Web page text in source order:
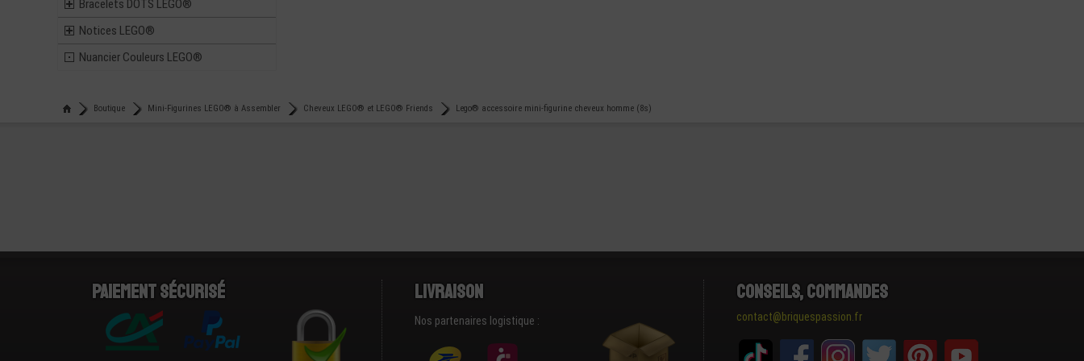
Bracelets DOTS LEGO®
Notices LEGO®
Nuancier Couleurs LEGO®
Boutique Mini-Figurines LEGO® à Assembler Cheveux LEGO® et LEGO® Friends Lego® accessoire mini-figurine cheveux homme (8s)
Paiement sécurisé Livraison
Nos partenaires logistique :
Conseils, Commandes
contact@briquespassion.fr